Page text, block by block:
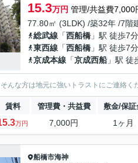
15.3万円 管理/共益費7,000
77.80㎡ (3LDK) /築32年 /7階
総武線 「西船橋 」駅 徒歩7分
東西線 「西船橋 」駅 徒歩7分
京成本線 「京成西船」駅 徒
んな方は地元に強いトラストにご連絡
賃料 管理費・共益費 敷金/保証
万円 7,000円 1ヶ月
船橋市海神